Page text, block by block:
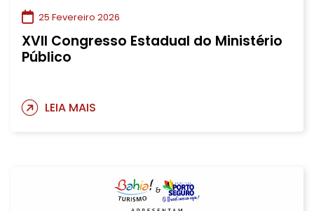
25 Fevereiro 2026
XVII Congresso Estadual do Ministério
Público
LEIA MAIS